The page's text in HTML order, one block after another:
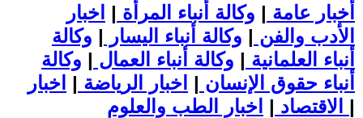
أخبار عامة | وكالة أنباء المرأة | اخبار
الأدب والفن | وكالة أنباء اليسار | وكالة
أنباء العلمانية | وكالة أنباء العمال | وكالة
أنباء حقوق الإنسان | اخبار الرياضة | اخبار
الاقتصاد | |